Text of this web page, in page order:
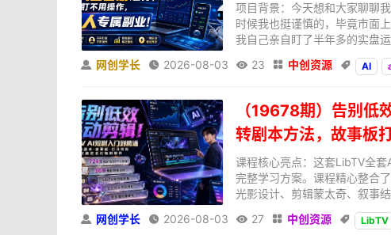
项目背景：今天想和大家聊聊
时候我也挺谨慎的，毕竟市面
我自己亲自盯了半年多的实盘
 网创学长  2026-08-03  23  中创资源  AI
（19678期）告别低
转剧本方法，故事板
课程核心亮点：这套LibTV全
完整学习方案。课程精心整合
光影设计、剪辑蒙太奇、叙事
 网创学长  2026-08-03  27  中创资源  LibTV